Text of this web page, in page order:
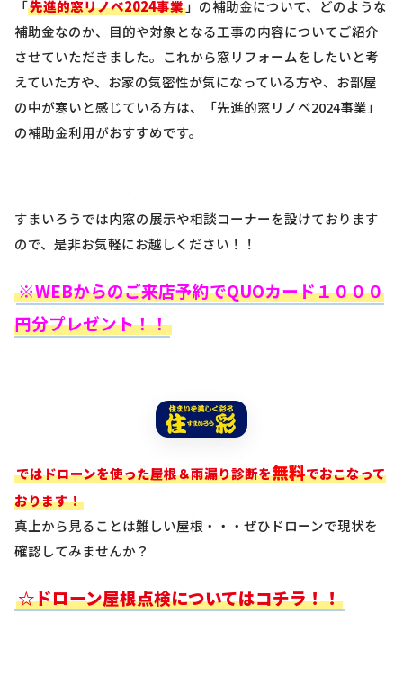
「先進的窓リノベ2024事業 」の補助金について、どのような
補助金なのか、目的や対象となる工事の内容についてご紹介
させていただきました。これから窓リフォームをしたいと考
えていた方や、お家の気密性が気になっている方や、お部屋
の中が寒いと感じている方は、「先進的窓リノベ2024事業」
の補助金利用がおすすめです。
すまいろうでは内窓の展示や相談コーナーを設けております
ので、是非お気軽にお越しください！！
※WEBからのご来店予約でQUOカード１０００
円分プレゼント！！
ではドローンを使った屋根＆雨漏り診断を無料でおこなって
おります！
真上から見ることは難しい屋根・・・ぜひドローンで現状を
確認してみませんか？
☆ドローン屋根点検についてはコチラ！！